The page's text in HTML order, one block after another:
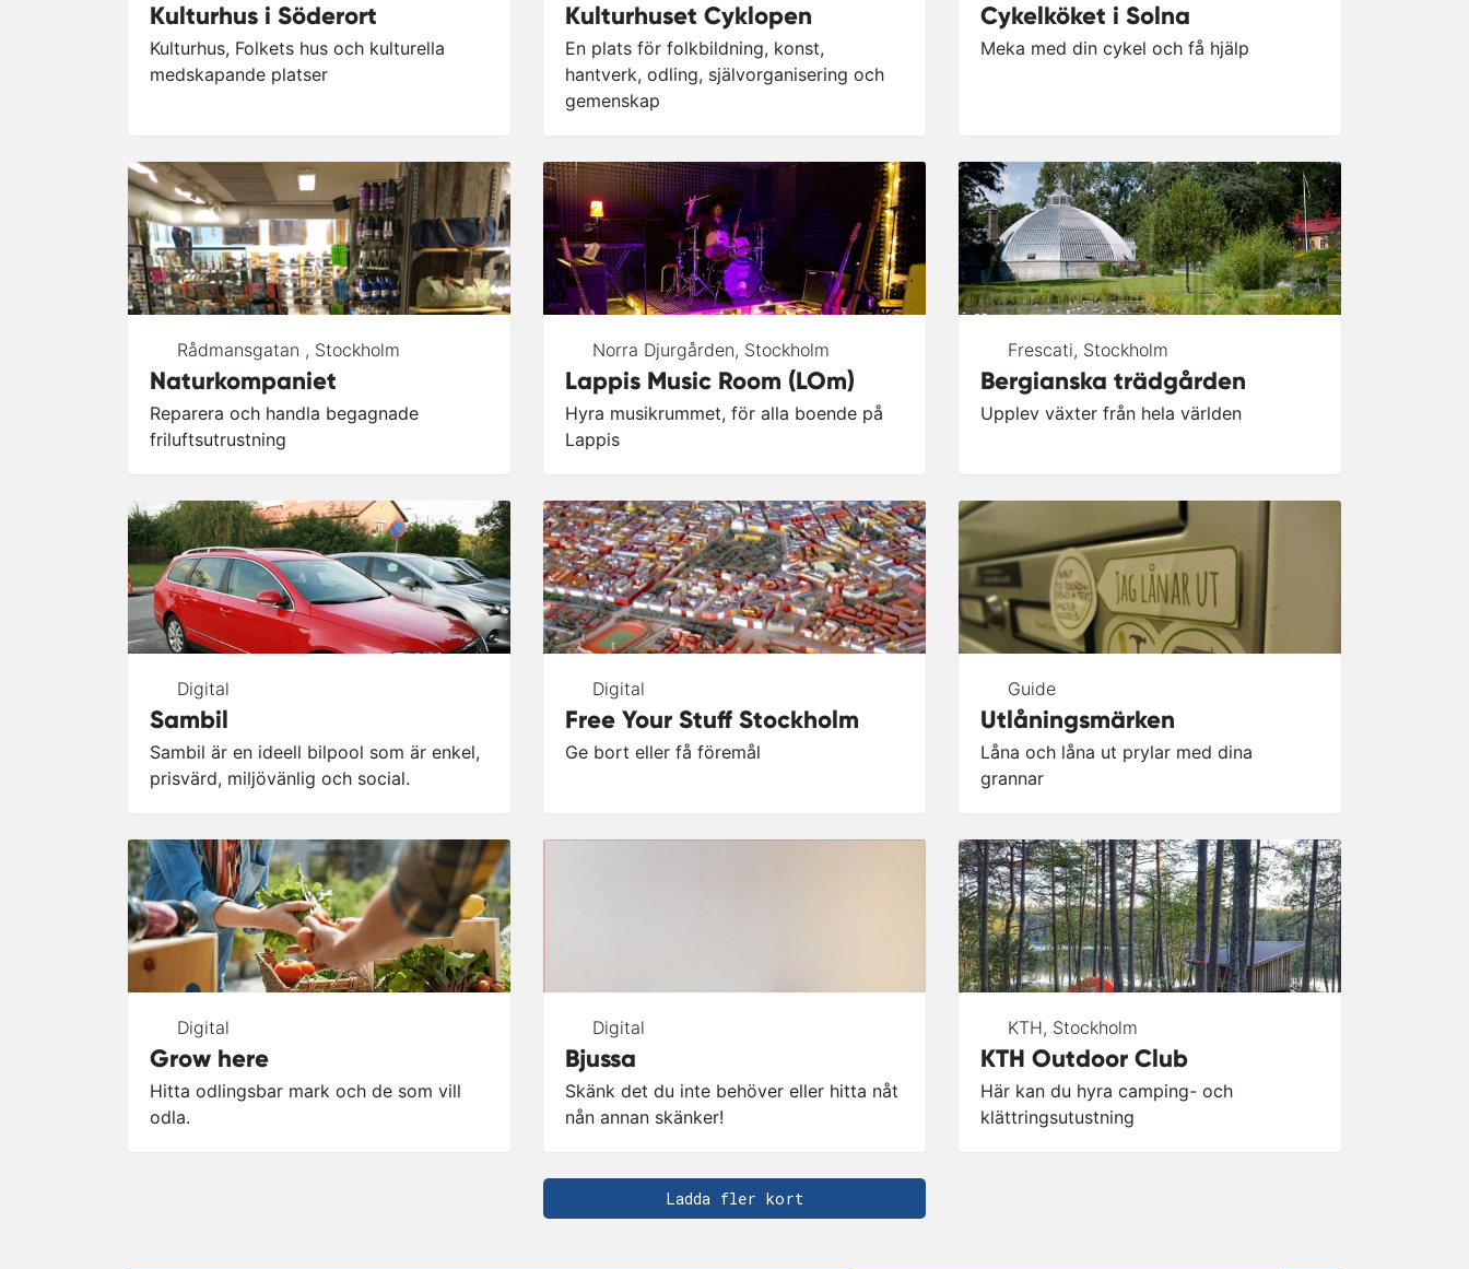
Kulturhus i Söderort
Kulturhus, Folkets hus och kulturella
medskapande platser
Kulturhuset Cyklopen
En plats för folkbildning, konst,
hantverk, odling, självorganisering och
gemenskap
Cykelköket i Solna
Meka med din cykel och få hjälp
Rådmansgatan , Stockholm
Naturkompaniet
Reparera och handla begagnade
friluftsutrustning
Norra Djurgården, Stockholm
Lappis Music Room (LOm)
Hyra musikrummet, för alla boende på
Lappis
Frescati, Stockholm
Bergianska trädgården
Upplev växter från hela världen
Digital
Sambil
Sambil är en ideell bilpool som är enkel,
prisvärd, miljövänlig och social.
Digital
Free Your Stuff Stockholm
Ge bort eller få föremål
Guide
Utlåningsmärken
Låna och låna ut prylar med dina
grannar
Digital
Grow here
Hitta odlingsbar mark och de som vill
odla.
Digital
Bjussa
Skänk det du inte behöver eller hitta nåt
nån annan skänker!
KTH, Stockholm
KTH Outdoor Club
Här kan du hyra camping- och
klättringsutustning
Ladda fler kort